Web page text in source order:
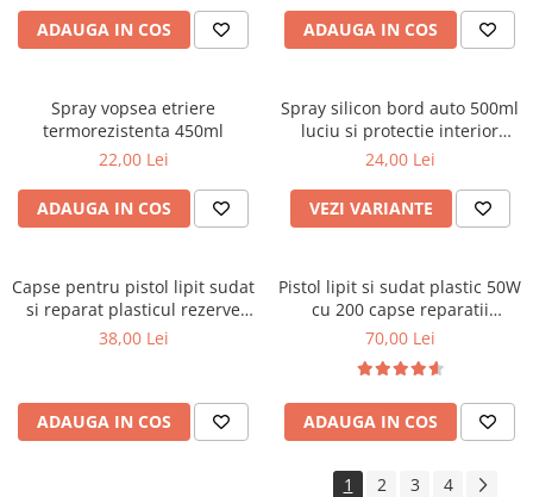
ADAUGA IN COS ADAUGA IN COS
Spray vopsea etriere
termorezistenta 450ml
22,00 Lei
ADAUGA IN COS
Spray silicon bord auto 500ml
luciu si protectie interior
Prevent
24,00 Lei
VEZI VARIANTE
Capse pentru pistol lipit sudat
si reparat plasticul rezerve
600 buc
38,00 Lei
ADAUGA IN COS
Pistol lipit si sudat plastic 50W
cu 200 capse reparatii
plastice si bara auto
70,00 Lei
ADAUGA IN COS
1 2 3 4